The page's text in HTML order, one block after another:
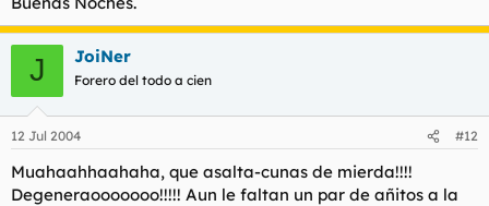
J JoiNer
Forero del todo a cien
12 Jul 2004 #12
Muahaahhaahaha, que asalta-cunas de mierda!!!!
Degeneraooooooo!!!!! Aun le faltan un par de añitos a la